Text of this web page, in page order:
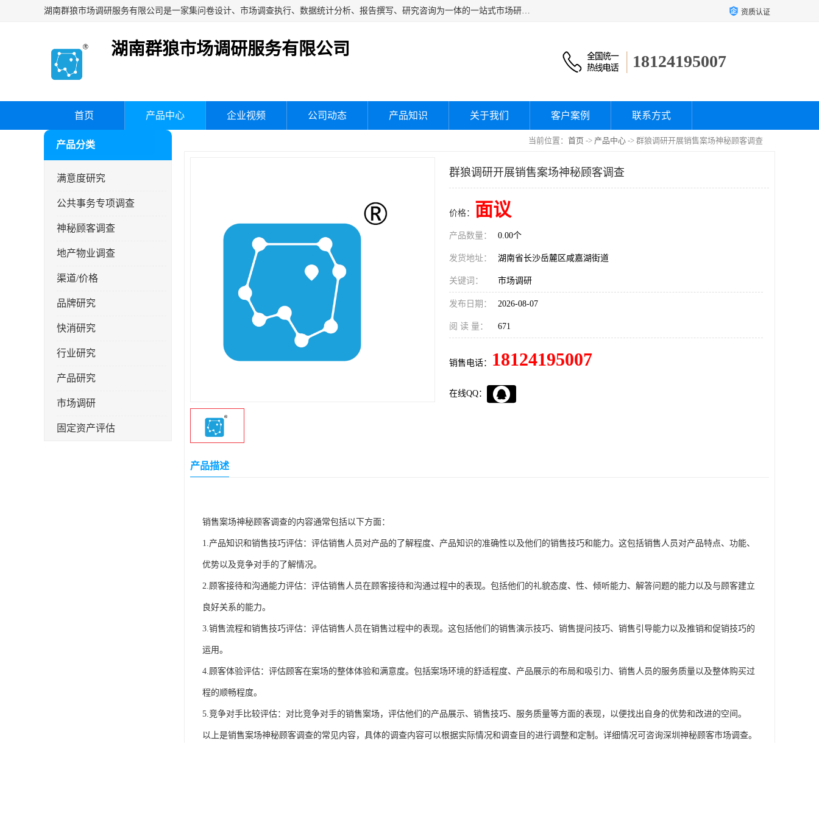
湖南群狼市场调研服务有限公司是一家集问卷设计、市场调查执行、数据统计分析、报告撰写、研究咨询为一体的一站式市场研究服务机构，主要服务：市场调研、三方评估、满意度研究、快消研究、地产物业调查、品牌研究、神秘顾客调查、行业研究、产品研究、公共事务专项调查等。 资质认证
湖南群狼市场调研服务有限公司
18124195007
首页 产品中心 企业视频 公司动态 产品知识 关于我们 客户案例 联系方式
当前位置： 首页 -> 产品中心 -> 群狼调研开展销售案场神秘顾客调查
产品分类
满意度研究
公共事务专项调查
神秘顾客调查
地产物业调查
渠道/价格
品牌研究
快消研究
行业研究
产品研究
市场调研
固定资产评估
群狼调研开展销售案场神秘顾客调查
价格： 面议
产品数量： 0.00个
发货地址： 湖南省长沙岳麓区咸嘉湖街道
关键词： 市场调研
发布日期： 2026-08-07
阅 读 量： 671
销售电话： 18124195007
在线QQ：
产品描述
销售案场神秘顾客调查的内容通常包括以下方面：
1.产品知识和销售技巧评估：评估销售人员对产品的了解程度、产品知识的准确性以及他们的销售技巧和能力。这包括销售人员对产品特点、功能、
优势以及竞争对手的了解情况。
2.顾客接待和沟通能力评估：评估销售人员在顾客接待和沟通过程中的表现。包括他们的礼貌态度、性、倾听能力、解答问题的能力以及与顾客建立
良好关系的能力。
3.销售流程和销售技巧评估：评估销售人员在销售过程中的表现。这包括他们的销售演示技巧、销售提问技巧、销售引导能力以及推销和促销技巧的
运用。
4.顾客体验评估：评估顾客在案场的整体体验和满意度。包括案场环境的舒适程度、产品展示的布局和吸引力、销售人员的服务质量以及整体购买过
程的顺畅程度。
5.竞争对手比较评估：对比竞争对手的销售案场，评估他们的产品展示、销售技巧、服务质量等方面的表现，以便找出自身的优势和改进的空间。
以上是销售案场神秘顾客调查的常见内容，具体的调查内容可以根据实际情况和调查目的进行调整和定制。详细情况可咨询深圳神秘顾客市场调查。